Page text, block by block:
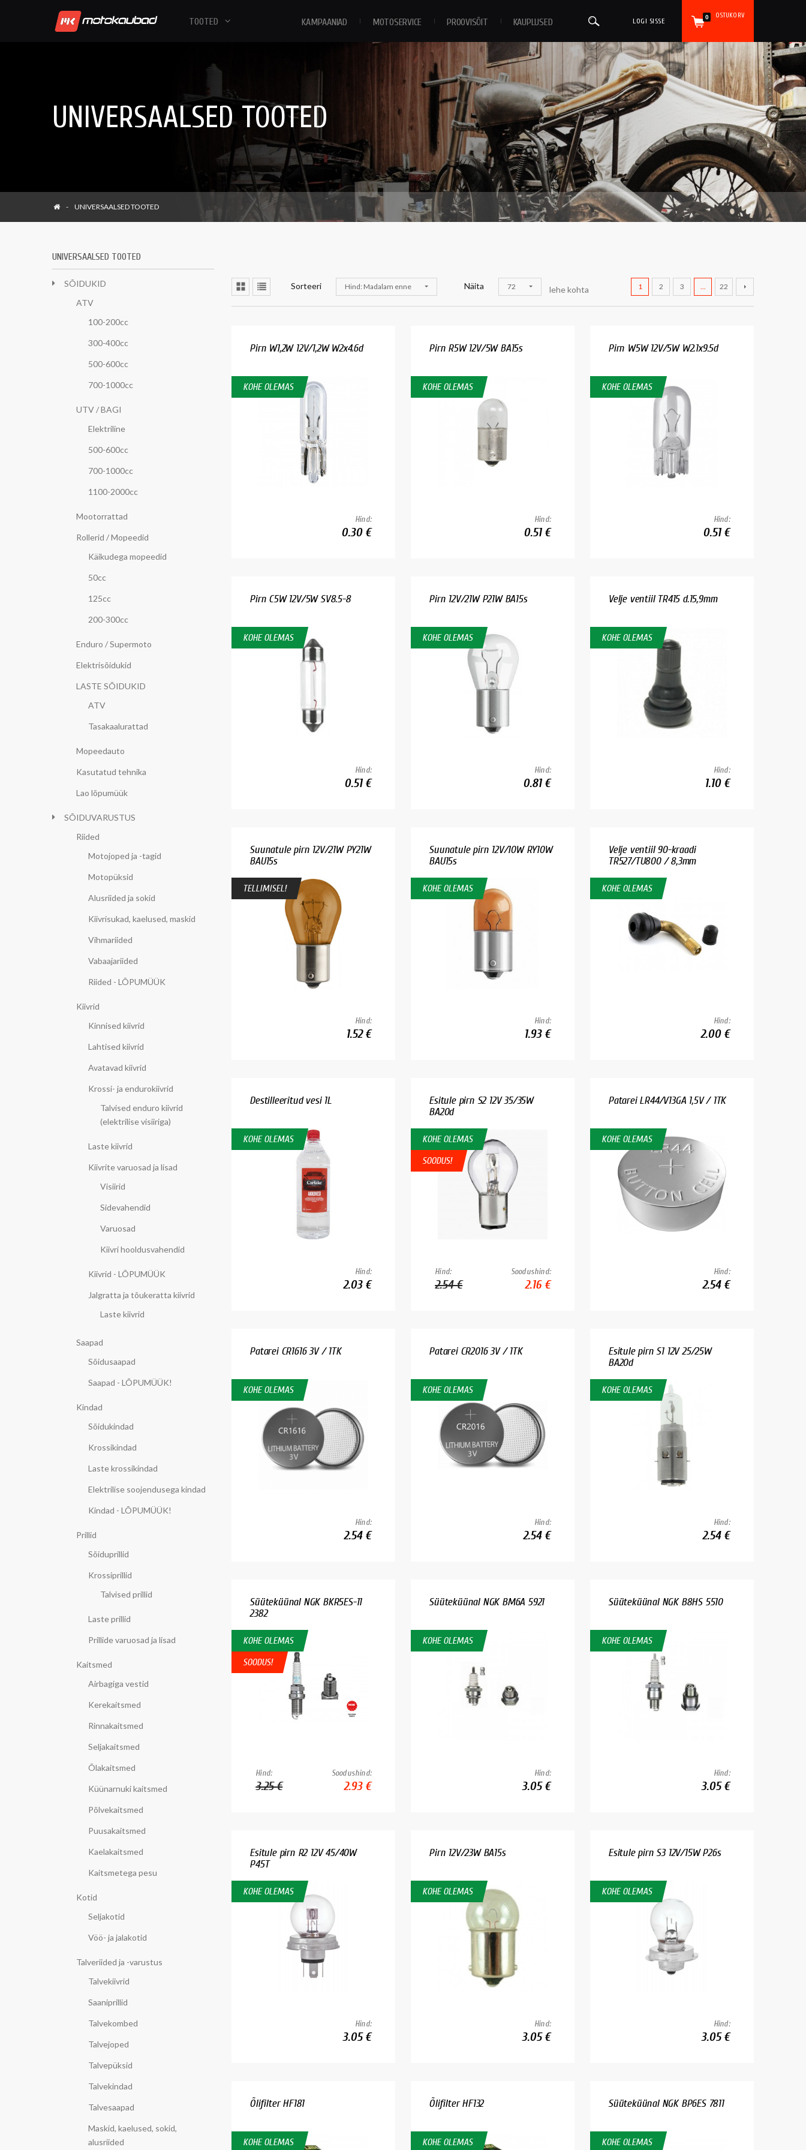
OSTUKORV
0
LOGI SISSE
KAMPAANIAD MOTOSERVICE PROOVISÕIT KAUPLUSED
TOOTED
UNIVERSAALSED TOOTED
UNIVERSAALSED TOOTED
UNIVERSAALSED TOOTED
SÕIDUKID
ATV
100-200cc
300-400cc
500-600cc
700-1000cc
UTV / BAGI
Elektriline
500-600cc
700-1000cc
1100-2000cc
Mootorrattad
Rollerid / Mopeedid
Käikudega mopeedid
50cc
125cc
200-300cc
Enduro / Supermoto
Elektrisõidukid
LASTE SÕIDUKID
ATV
Tasakaalurattad
Mopeedauto
Kasutatud tehnika
Lao lõpumüük
SÕIDUVARUSTUS
Riided
Motojoped ja -tagid
Motopüksid
Alusriided ja sokid
Kiivrisukad, kaelused, maskid
Vihmariided
Vabaajariided
Riided - LÕPUMÜÜK
Kiivrid
Kinnised kiivrid
Lahtised kiivrid
Avatavad kiivrid
Krossi- ja endurokiivrid
Talvised enduro kiivrid
(elektrilise visiiriga)
Laste kiivrid
Kiivrite varuosad ja lisad
Visiirid
Sidevahendid
Varuosad
Kiivri hooldusvahendid
Kiivrid - LÕPUMÜÜK
Jalgratta ja tõukeratta kiivrid
Laste kiivrid
Saapad
Sõidusaapad
Saapad - LÕPUMÜÜK!
Kindad
Sõidukindad
Krossikindad
Laste krossikindad
Elektrilise soojendusega kindad
Kindad - LÕPUMÜÜK!
Prillid
Sõiduprillid
Krossiprillid
Talvised prillid
Laste prillid
Prillide varuosad ja lisad
Kaitsmed
Airbagiga vestid
Kerekaitsmed
Rinnakaitsmed
Seljakaitsmed
Õlakaitsmed
Küünarnuki kaitsmed
Põlvekaitsmed
Puusakaitsmed
Kaelakaitsmed
Kaitsmetega pesu
Kotid
Seljakotid
Vöö- ja jalakotid
Talveriided ja -varustus
Talvekiivrid
Saaniprillid
Talvekombed
Talvejoped
Talvepüksid
Talvekindad
Talvesaapad
Maskid, kaelused, sokid,
alusriided
Sorteeri Hind: Madalam enne Näita 72 lehe kohta 1 2 3 ... 22
Pirn W1,2W 12V/1,2W W2x4.6d
KOHE OLEMAS
Hind:
0.30 €
Pirn R5W 12V/5W BA15s
KOHE OLEMAS
Hind:
0.51 €
Pirn W5W 12V/5W W2.1x9.5d
KOHE OLEMAS
Hind:
0.51 €
Pirn C5W 12V/5W SV8.5-8
KOHE OLEMAS
Hind:
0.51 €
Pirn 12V/21W P21W BA15s
KOHE OLEMAS
Hind:
0.81 €
Velje ventiil TR415 d.15,9mm
KOHE OLEMAS
Hind:
1.10 €
Suunatule pirn 12V/21W PY21W
BAU15s
TELLIMISEL!
Hind:
1.52 €
Suunatule pirn 12V/10W RY10W
BAU15s
KOHE OLEMAS
Hind:
1.93 €
Velje ventiil 90-kraadi
TR527/TU800 / 8,3mm
KOHE OLEMAS
Hind:
2.00 €
Destilleeritud vesi 1L
KOHE OLEMAS
Hind:
2.03 €
Esitule pirn S2 12V 35/35W
BA20d
KOHE OLEMAS
SOODUS!
Hind:
2.54 €
Soodushind:
2.16 €
Patarei LR44/V13GA 1,5V / 1TK
KOHE OLEMAS
Hind:
2.54 €
Patarei CR1616 3V / 1TK
KOHE OLEMAS
Hind:
2.54 €
Patarei CR2016 3V / 1TK
KOHE OLEMAS
Hind:
2.54 €
Esitule pirn S1 12V 25/25W
BA20d
KOHE OLEMAS
Hind:
2.54 €
Süüteküünal NGK BKR5ES-11
2382
KOHE OLEMAS
SOODUS!
Hind:
3.25 €
Soodushind:
2.93 €
Süüteküünal NGK BM6A 5921
KOHE OLEMAS
Hind:
3.05 €
Süüteküünal NGK B8HS 5510
KOHE OLEMAS
Hind:
3.05 €
Esitule pirn R2 12V 45/40W
P45T
KOHE OLEMAS
Hind:
3.05 €
Pirn 12V/23W BA15s
KOHE OLEMAS
Hind:
3.05 €
Esitule pirn S3 12V/15W P26s
KOHE OLEMAS
Hind:
3.05 €
Õlifilter HF181
KOHE OLEMAS
Õlifilter HF132
KOHE OLEMAS
Süüteküünal NGK BP6ES 7811
KOHE OLEMAS